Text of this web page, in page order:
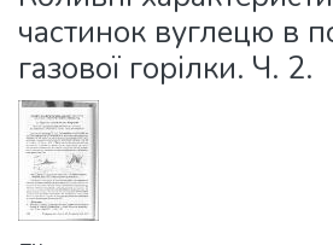
Statistics
частинок вуглецю в
газової горілки. Ч. 2.